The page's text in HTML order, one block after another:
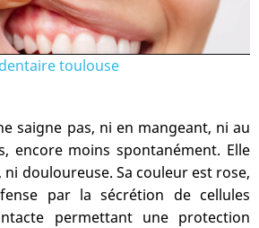
toulouse
saigne pas, ni en mangeant, ni au
encore moins spontanément. Elle
douloureuse. Sa couleur est rose,
par la sécrétion de cellules
permettant une protection